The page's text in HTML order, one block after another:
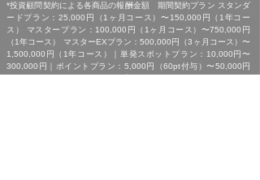
*投資顧問契約による各商品の報酬金額 期間契約プラン スタンダ
ードプラン：25,000円（1ヶ月コース）〜150,000円（1年コー
ス） マスタープラン：100,000円（1ヶ月コース）〜750,000円
（1年コース） マスターEXプラン：500,000円（3ヶ月コース）〜
1,500,000円（1年コース）｜単発スポットプラン：10,000円〜
300,000円｜ポイントプラン：5,000円（60pt付与）〜50,000円